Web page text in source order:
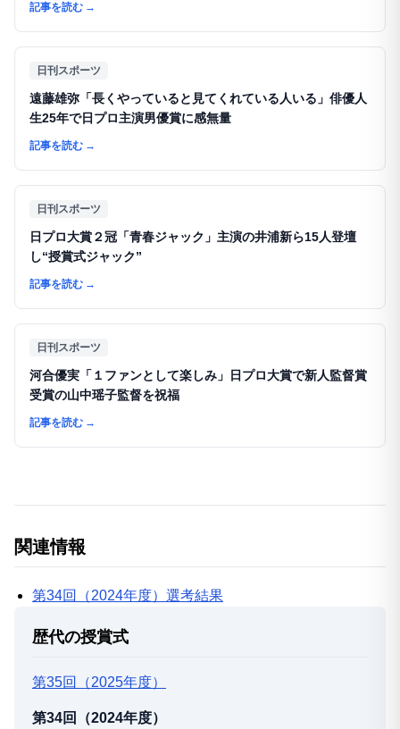
記事を読む →
日刊スポーツ
遠藤雄弥「長くやっていると見てくれている人いる」俳優人
生25年で日プロ主演男優賞に感無量
記事を読む →
日刊スポーツ
日プロ大賞２冠「青春ジャック」主演の井浦新ら15人登壇
し“授賞式ジャック”
記事を読む →
日刊スポーツ
河合優実「１ファンとして楽しみ」日プロ大賞で新人監督賞
受賞の山中瑶子監督を祝福
記事を読む →
関連情報
第34回（2024年度）選考結果
歴代の授賞式
第35回（2025年度）
第34回（2024年度）